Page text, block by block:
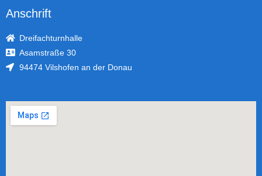
Anschrift
Dreifachturnhalle
Asamstraße 30
94474 Vilshofen an der Donau